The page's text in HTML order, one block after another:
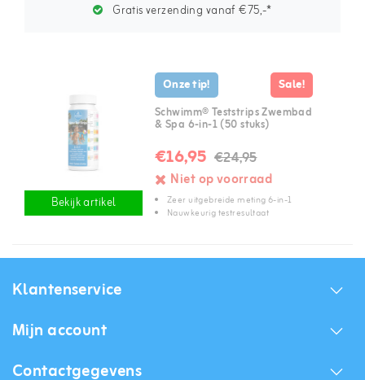
Gratis verzending vanaf €75,-*
Bekijk artikel
Onze tip! Sale!
Schwimm® Teststrips Zwembad
& Spa 6-in-1 (50 stuks)
€16,95 €24,95
Niet op voorraad
Zeer uitgebreide meting 6-in-1
Nauwkeurig testresultaat
Klantenservice
Mijn account
Contactgegevens